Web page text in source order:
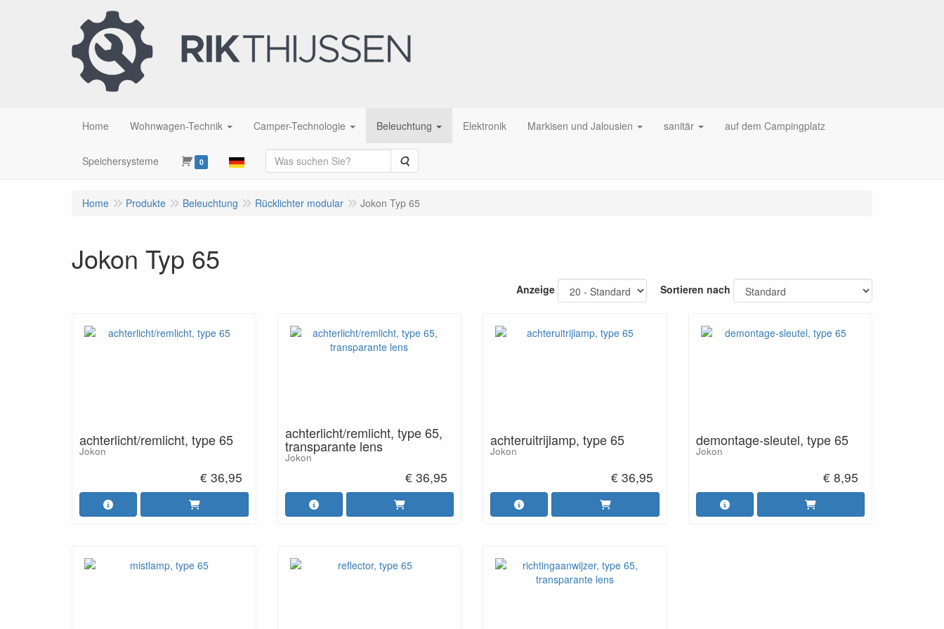
Home Wohnwagen-Technik Camper-Technologie Beleuchtung Elektronik Markisen und Jalousien sanitär auf dem Campingplatz
Speichersysteme 0 Suche
Home Produkte Beleuchtung Rücklichter modular Jokon Typ 65
Jokon Typ 65
Anzeige Sortieren nach
achterlicht/remlicht, type 65
Jokon
€ 36,95
achterlicht/remlicht, type 65,
transparante lens
Jokon
€ 36,95
achteruitrijlamp, type 65
Jokon
€ 36,95
demontage-sleutel, type 65
Jokon
€ 8,95